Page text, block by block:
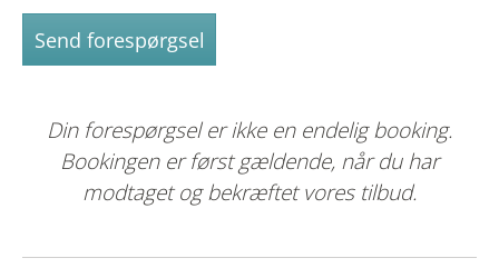
Send forespørgsel
Din forespørgsel er ikke en endelig booking.
Bookingen er først gældende, når du har
modtaget og bekræftet vores tilbud.